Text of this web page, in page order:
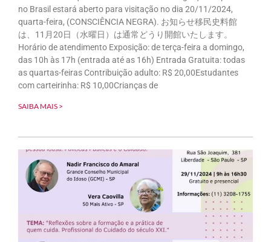
no Brasil estará aberto para visitação no dia 20/11/2024,
quarta-feira, (CONSCIÊNCIA NEGRA). お知らせ移民史料館
は、11月20日（水曜日）は通常どうり開館いたします。
Horário de atendimento Exposição: de terça-feira a domingo,
das 10h às 17h (entrada até as 16h) Entrada Gratuita: todas
as quartas-feiras Contribuição adulto: R$ 20,00Estudantes
com carteirinha: R$ 10,00Crianças de
SAIBA MAIS >